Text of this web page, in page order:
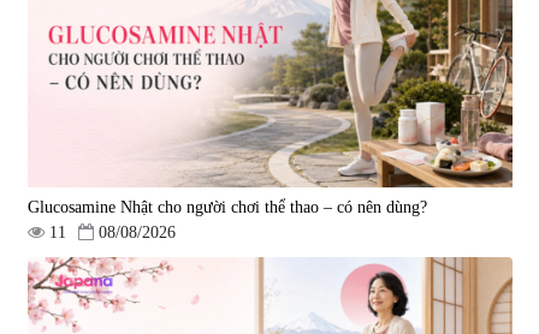
2.890.000 đ
viên
|32.160
9.850.000 đ
Viên uống hỗ trợ tăng cường
sinh lý nam Fujina Monster Shot
Viên uống hỗ trợ điều trị ung thư
Fucoidan Okinawa Kanehide Bio
Glucosamine Nhật cho người chơi thể thao – có nên dùng?
11
08/08/2026